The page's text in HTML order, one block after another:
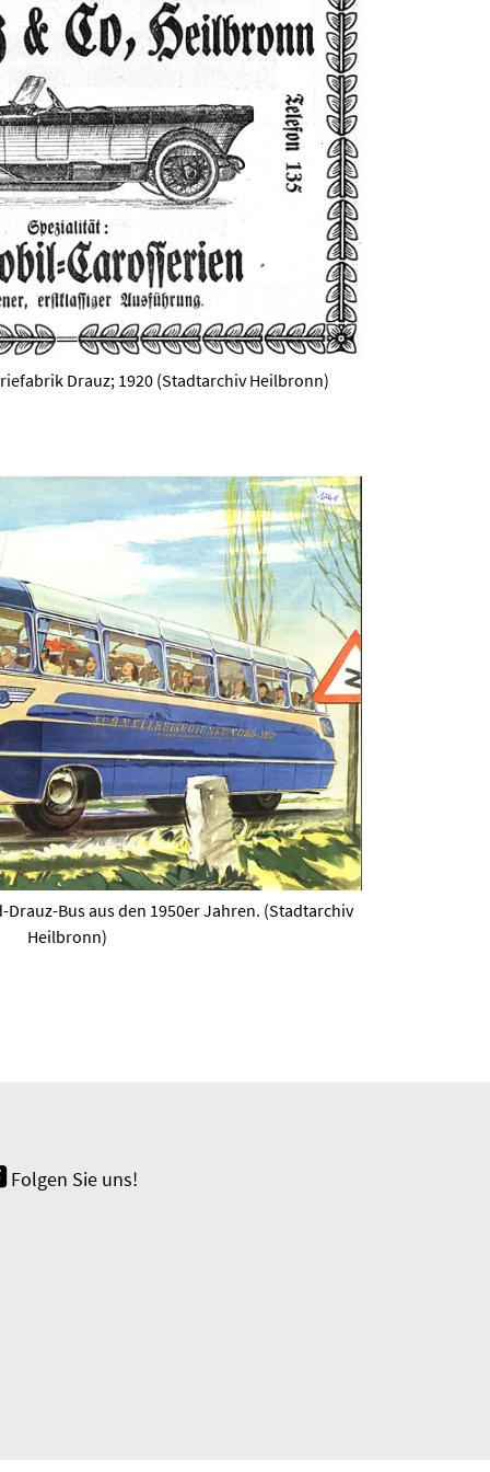
Drauz; 1920 (Stadtarchiv Heilbronn)
Bus aus den 1950er Jahren. (Stadtarchiv
Heilbronn)
Folgen Sie uns!